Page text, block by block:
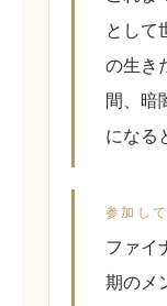
として
の生き
間、暗
になる
参加し
ファイ
期のメ